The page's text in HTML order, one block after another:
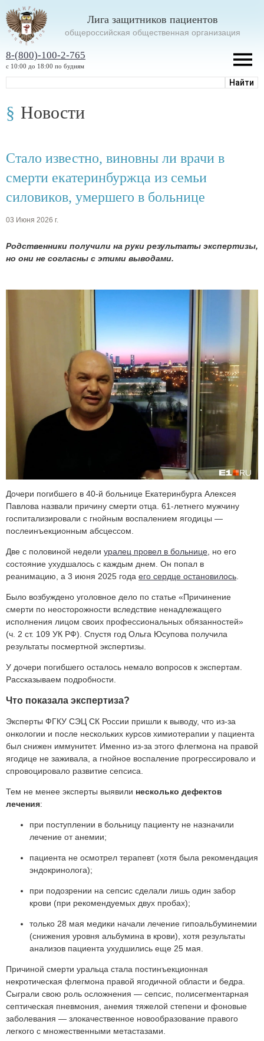
Лига защитников пациентов
oбщероссийская общественная организация
8-(800)-100-2-765
с 10:00 до 18:00 по будням
Новости
Стало известно, виновны ли врачи в
смерти екатеринбуржца из семьи
силовиков, умершего в больнице
03 Июня 2026 г.
Родственники получили на руки результаты экспертизы,
но они не согласны с этими выводами.
Дочери погибшего в 40-й больнице Екатеринбурга Алексея
Павлова назвали причину смерти отца. 61-летнего мужчину
госпитализировали с гнойным воспалением ягодицы —
послеинъекционным абсцессом.
Две с половиной недели уралец провел в больнице, но его
состояние ухудшалось с каждым днем. Он попал в
реанимацию, а 3 июня 2025 года его сердце остановилось.
Было возбуждено уголовное дело по статье «Причинение
смерти по неосторожности вследствие ненадлежащего
исполнения лицом своих профессиональных обязанностей»
(ч. 2 ст. 109 УК РФ). Спустя год Ольга Юсупова получила
результаты посмертной экспертизы.
У дочери погибшего осталось немало вопросов к экспертам.
Рассказываем подробности.
Что показала экспертиза?
Эксперты ФГКУ СЭЦ СК России пришли к выводу, что из-за
онкологии и после нескольких курсов химиотерапии у пациента
был снижен иммунитет. Именно из-за этого флегмона на правой
ягодице не заживала, а гнойное воспаление прогрессировало и
спровоцировало развитие сепсиса.
Тем не менее эксперты выявили несколько дефектов
лечения:
при поступлении в больницу пациенту не назначили
лечение от анемии;
пациента не осмотрел терапевт (хотя была рекомендация
эндокринолога);
при подозрении на сепсис сделали лишь один забор
крови (при рекомендуемых двух пробах);
только 28 мая медики начали лечение гипоальбуминемии
(снижения уровня альбумина в крови), хотя результаты
анализов пациента ухудшились еще 25 мая.
Причиной смерти уральца стала постинъекционная
некротическая флегмона правой ягодичной области и бедра.
Сыграли свою роль осложнения — сепсис, полисегментарная
септическая пневмония, анемия тяжелой степени и фоновые
заболевания — злокачественное новообразование правого
легкого с множественными метастазами.